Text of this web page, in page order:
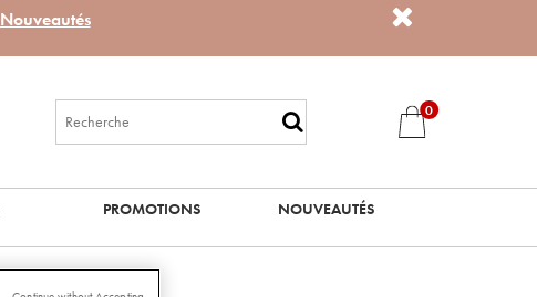
Nouveautés
0
PROMOTIONS NOUVEAUTÉS